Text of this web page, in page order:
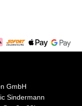
GmbH
Sindermann